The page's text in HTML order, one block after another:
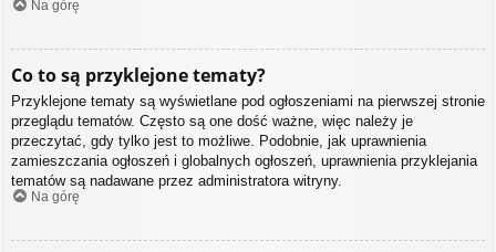
Na górę
Co to są przyklejone tematy?
Przyklejone tematy są wyświetlane pod ogłoszeniami na pierwszej stronie
przeglądu tematów. Często są one dość ważne, więc należy je
przeczytać, gdy tylko jest to możliwe. Podobnie, jak uprawnienia
zamieszczania ogłoszeń i globalnych ogłoszeń, uprawnienia przyklejania
tematów są nadawane przez administratora witryny.
Na górę